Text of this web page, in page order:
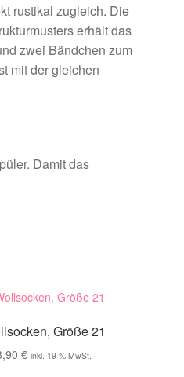
rustikal zugleich. Die
erhält das
zwei Bändchen zum
mit der gleichen
Damit das
Größe 21
€ inkl. 19 % MwSt.